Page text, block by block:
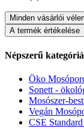
Minden vásárlói
A termék értékelése
Népszerű
Öko
Sonett -
Mosószer-
Vegán
CSE